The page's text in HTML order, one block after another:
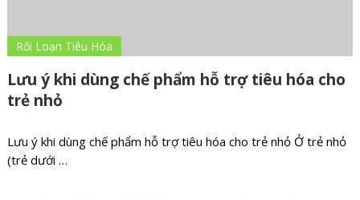
Lưu ý khi dùng chế phẩm hỗ trợ tiêu hóa cho
trẻ nhỏ
Rối Loạn Tiêu Hóa
Lưu ý khi dùng chế phẩm hỗ trợ tiêu hóa cho trẻ nhỏ Ở trẻ nhỏ
(trẻ dưới …